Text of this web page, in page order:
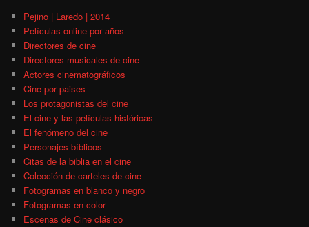
Pejino | Laredo | 2014
Películas online por años
Directores de cine
Directores musicales de cine
Actores cinematográficos
Cine por paises
Los protagonistas del cine
El cine y las películas históricas
El fenómeno del cine
Personajes bíblicos
Citas de la biblia en el cine
Colección de carteles de cine
Fotogramas en blanco y negro
Fotogramas en color
Escenas de Cine clásico